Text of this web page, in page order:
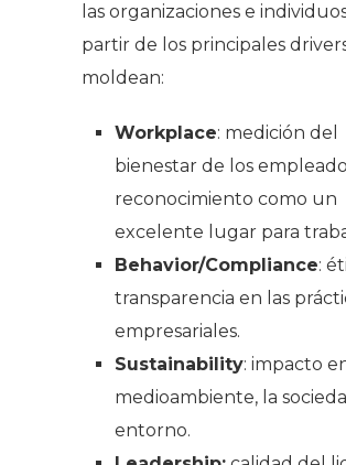
las organizaciones e
partir de los principales
moldean:
Workplace: medición del
bienestar de los
reconocimiento como un
excelente lugar para
Behavior/Compliance:
transparencia en las
empresariales.
Sustainability: impacto
medioambiente, la
entorno.